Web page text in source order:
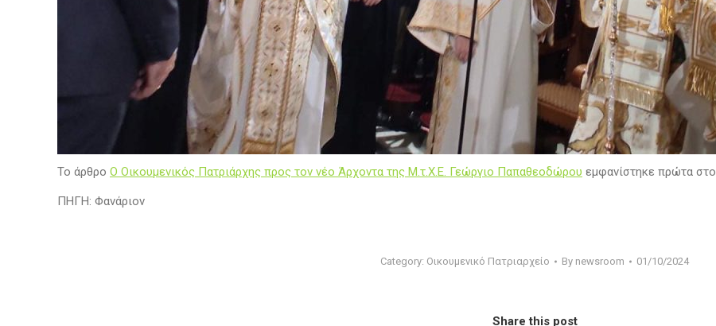
Το άρθρο Ο Οικουμενικός Πατριάρχης προς τον νέο Άρχοντα της Μ.τ.Χ.Ε. Γεώργιο Παπαθεοδώρου εμφανίστηκε πρώτα στο
ΠΗΓΗ: Φανάριον
Category: Οικουμενικό Πατριαρχείο By newsroom 01/10/2024
Share this post